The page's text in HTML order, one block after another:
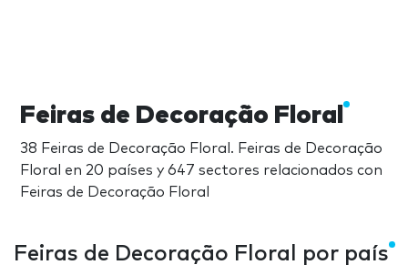
Feiras de Decoração Floral
38 Feiras de Decoração Floral. Feiras de Decoração
Floral en 20 países y 647 sectores relacionados con
Feiras de Decoração Floral
Feiras de Decoração Floral por país